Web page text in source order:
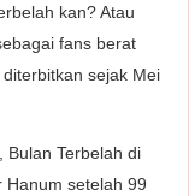
kan? Atau
fans berat
sejak Mei
Bulan Terbelah di
Hanum setelah 99